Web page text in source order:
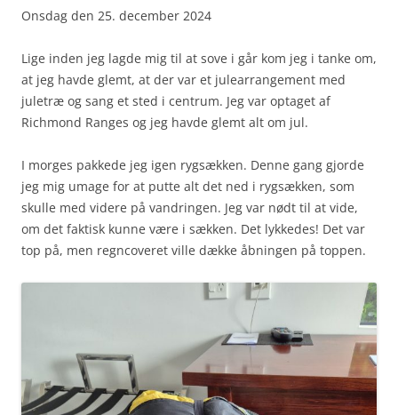
Onsdag den 25. december 2024
Lige inden jeg lagde mig til at sove i går kom jeg i tanke om,
at jeg havde glemt, at der var et julearrangement med
juletræ og sang et sted i centrum. Jeg var optaget af
Richmond Ranges og jeg havde glemt alt om jul.
I morges pakkede jeg igen rygsækken. Denne gang gjorde
jeg mig umage for at putte alt det ned i rygsækken, som
skulle med videre på vandringen. Jeg var nødt til at vide,
om det faktisk kunne være i sækken. Det lykkedes! Det var
top på, men regncoveret ville dække åbningen på toppen.